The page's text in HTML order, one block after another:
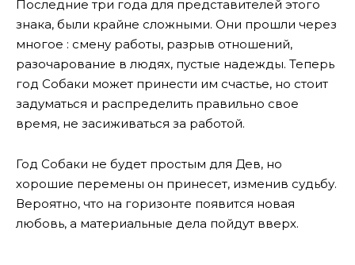
Последние три года для представителей этого
знака, были крайне сложными. Они прошли через
многое : смену работы, разрыв отношений,
разочарование в людях, пустые надежды. Теперь
год Собаки может принести им счастье, но стоит
задуматься и распределить правильно свое
время, не засиживаться за работой.
Год Собаки не будет простым для Дев, но
хорошие перемены он принесет, изменив судьбу.
Вероятно, что на горизонте появится новая
любовь, а материальные дела пойдут вверх.